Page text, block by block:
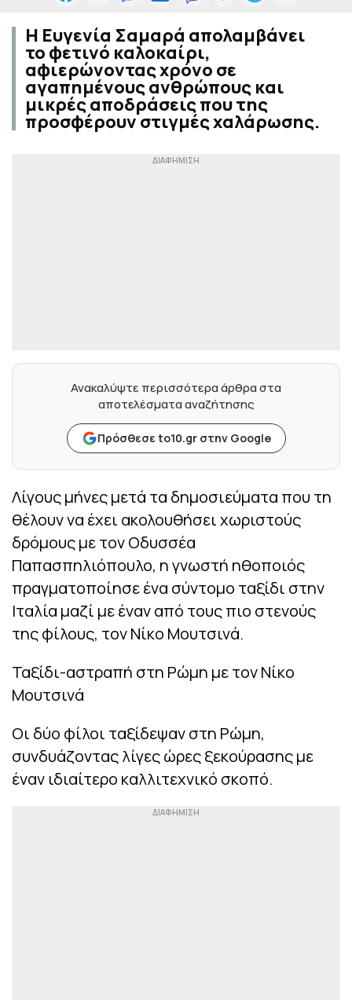
Η Ευγενία Σαμαρά απολαμβάνει
το φετινό καλοκαίρι,
αφιερώνοντας χρόνο σε
αγαπημένους ανθρώπους και
μικρές αποδράσεις που της
προσφέρουν στιγμές χαλάρωσης.
Ανακαλύψτε περισσότερα άρθρα στα
αποτελέσματα αναζήτησης
Πρόσθεσε to10.gr στην Google
Λίγους μήνες μετά τα δημοσιεύματα που τη
θέλουν να έχει ακολουθήσει χωριστούς
δρόμους με τον Οδυσσέα
Παπασπηλιόπουλο, η γνωστή ηθοποιός
πραγματοποίησε ένα σύντομο ταξίδι στην
Ιταλία μαζί με έναν από τους πιο στενούς
της φίλους, τον Νίκο Μουτσινά.
Ταξίδι-αστραπή στη Ρώμη με τον Νίκο
Μουτσινά
Οι δύο φίλοι ταξίδεψαν στη Ρώμη,
συνδυάζοντας λίγες ώρες ξεκούρασης με
έναν ιδιαίτερο καλλιτεχνικό σκοπό.